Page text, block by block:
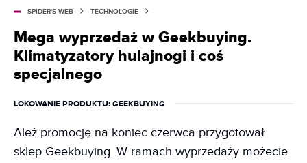
SPIDER'S WEB TECHNOLOGIE
Mega wyprzedaż w Geekbuying.
Klimatyzatory hulajnogi i coś
specjalnego
LOKOWANIE PRODUKTU: GEEKBUYING
Ależ promocję na koniec czerwca przygotował
sklep Geekbuying. W ramach wyprzedaży możecie